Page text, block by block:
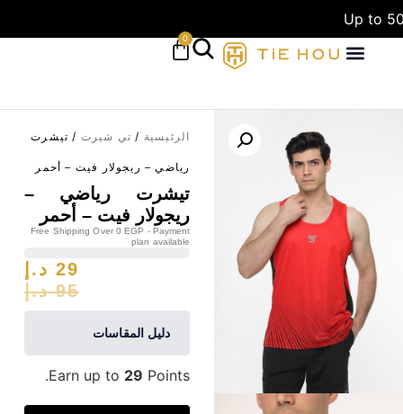
Up to
0
الرئيسية / تي شيرت / تيشرت
رياضي – ريجولار فيت – أحمر
تيشرت رياضي –
ريجولار فيت – أحمر
Free Shipping Over 0 EGP - Payment
plan available
95 د.إ
29 د.إ
دليل المقاسات
Earn up to 29 Points.